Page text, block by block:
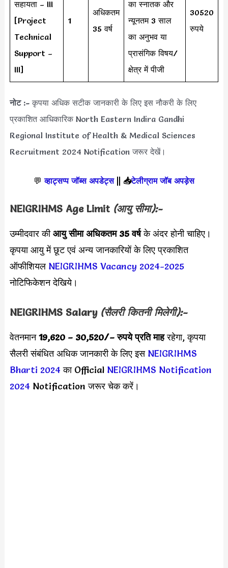
सहायता – III
[Project
Technical
Support –
III]
1
अधिकतम
35 वर्ष
का स्नातक और
न्यूनतम 3 साल
का अनुभव या
प्रासंगिक विषय/
क्षेत्र में पीजी
30520
रुपये
नोट :-कृपया अधिक सटीक जानकारी के लिए इस नौकरी के लिए
प्रकाशित आधिकारिक North Eastern Indira Gandhi
Regional Institute of Health & Medical Sciences
Recruitment 2024 Notification जरूर देखें।
💬 व्हाट्सप्प जॉब्स अपडेट्स|| 📥टेलीग्राम जॉब अपड़ेस
NEIGRIHMS Age Limit (आयु सीमा):-
उम्मीदवार कीआयु सीमा अधिकतम 35 वर्षके अंदर होनी चाहिए।
कृपया आयु में छूट एवं अन्य जानकारियों के लिए प्रकाशित
ऑफीशियल NEIGRIHMS Vacancy 2024-2025
नोटिफिकेशन देखिये।
NEIGRIHMS Salary (सैलरी कितनी मिलेगी):-
वेतनमान19,620 – 30,520/– रुपये प्रति माहरहेगा, कृपया
सैलरी संबंधित अधिक जानकारी के लिए इस NEIGRIHMS
Bharti 2024 का Official NEIGRIHMS Notification
2024 Notification जरूर चेक करें।